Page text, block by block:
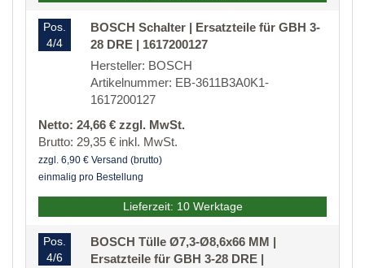
Pos.
4/4
BOSCH Schalter | Ersatzteile für GBH 3-
28 DRE | 1617200127
Hersteller: BOSCH
Artikelnummer: EB-3611B3A0K1-
1617200127
Netto: 24,66 € zzgl. MwSt.
Brutto: 29,35 € inkl. MwSt.
zzgl. 6,90 € Versand (brutto)
einmalig pro Bestellung
Lieferzeit: 10 Werktage
Pos.
4/6
BOSCH Tülle Ø7,3-Ø8,6x66 MM |
Ersatzteile für GBH 3-28 DRE |